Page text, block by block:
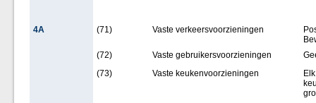
4A (71) Vaste verkeersvoorzieningen
(72)
Vaste gebruikersvoorzieningen
(73)
Vaste keukenvoorzieningen